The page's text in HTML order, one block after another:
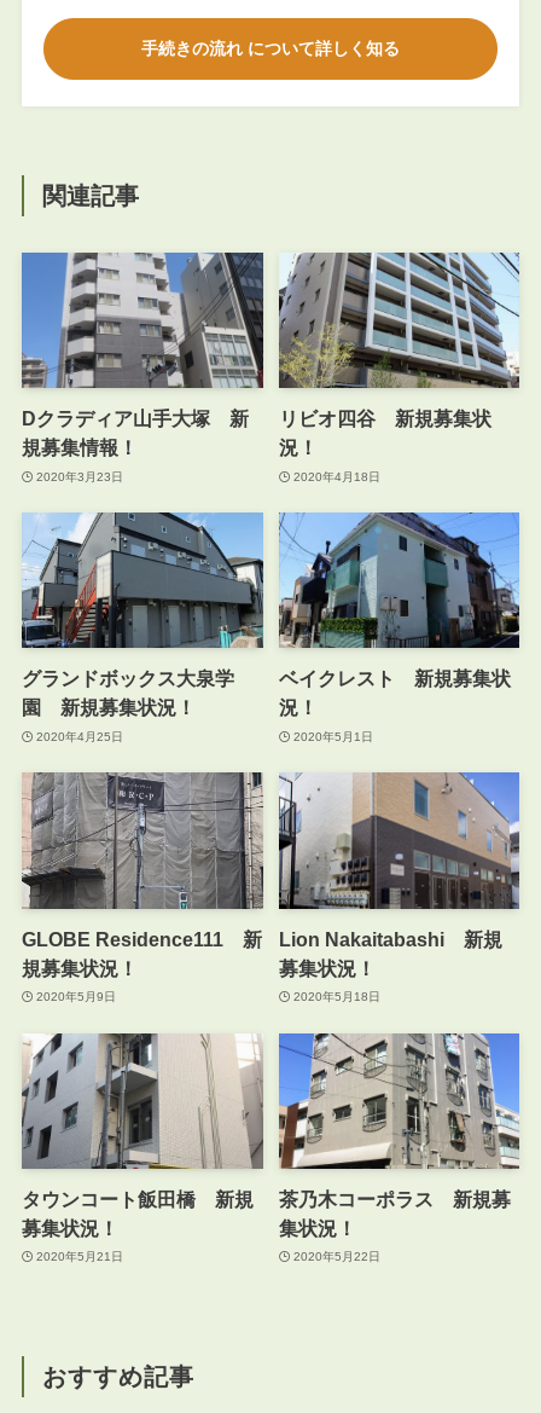
手続きの流れ について詳しく知る
関連記事
Dクラディア山手大塚 新
規募集情報！
2020年3月23日
リビオ四谷 新規募集状
況！
2020年4月18日
グランドボックス大泉学
園 新規募集状況！
2020年4月25日
ベイクレスト 新規募集状
況！
2020年5月1日
GLOBE Residence111 新
規募集状況！
2020年5月9日
Lion Nakaitabashi 新規
募集状況！
2020年5月18日
タウンコート飯田橋 新規
募集状況！
2020年5月21日
茶乃木コーポラス 新規募
集状況！
2020年5月22日
おすすめ記事